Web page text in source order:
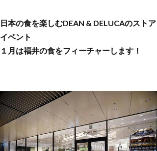
日本の食を楽しむDEAN & DELUCAのストア
イベント
１月は福井の食をフィーチャーします！